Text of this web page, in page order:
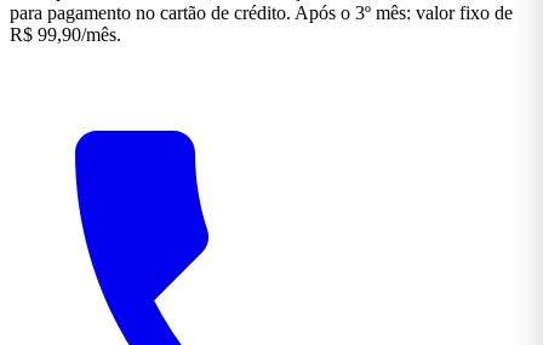
para pagamento no cartão de crédito. Após o 3º mês: valor fixo de
R$ 99,90/mês.